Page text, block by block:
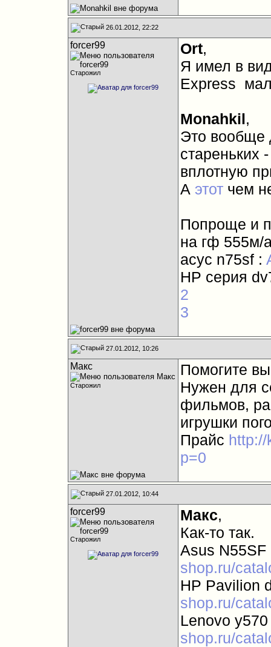
26.01.2012, 22:22
forcer99
Старожил
Ort,
Я имел в
Express
Monahkil,
Это вообще
стареньких
вплотную
А этотчем
Попроще и
на гф 555м/
асус n75sf :
HP cерия
2
3
27.01.2012, 10:26
Mакс
Старожил
Помогите
Нужен для
фильмов,
игрушки
Прайс
p=0
27.01.2012, 10:44
forcer99
Старожил
Mакс,
Как-то так.
Asus N55SF
shop.ru/
HP Pavilion
shop.ru/
Lenovo
shop.ru/